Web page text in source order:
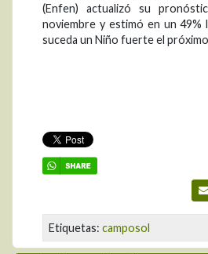
(Enfen) actualizó su
noviembre y estimó en un 49%
suceda un Niño fuerte el
Etiquetas: camposol